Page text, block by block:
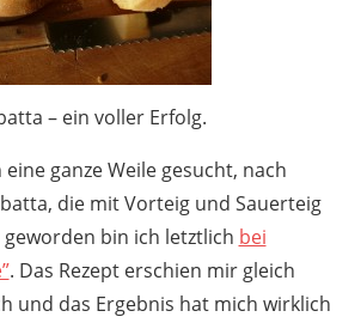
– ein voller Erfolg.
ganze Weile gesucht, nach
die mit Vorteig und Sauerteig
bin ich letztlich bei
. Das Rezept erschien mir gleich
und das Ergebnis hat mich wirklich